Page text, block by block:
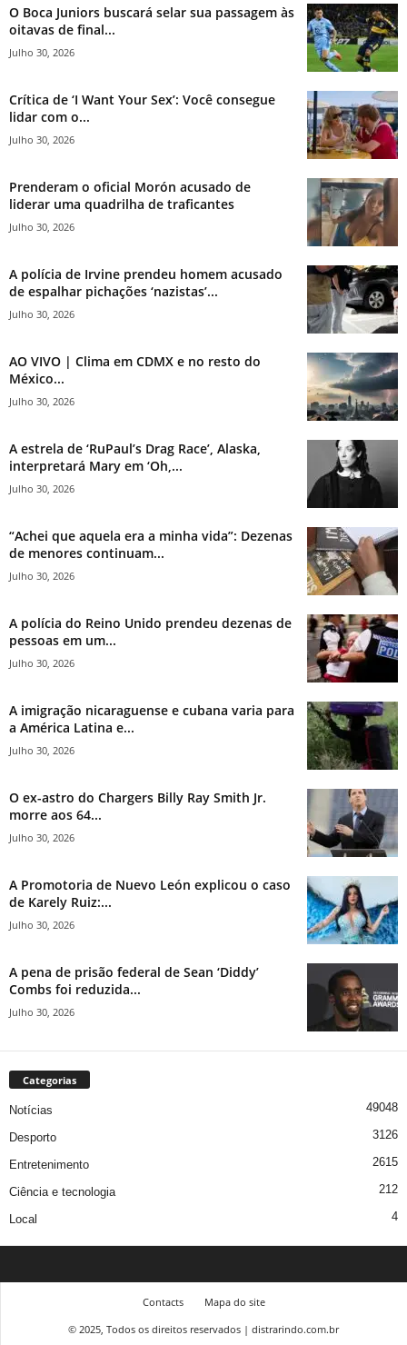
O Boca Juniors buscará selar sua passagem às
oitavas de final...
Julho 30, 2026
Crítica de ‘I Want Your Sex’: Você consegue
lidar com o...
Julho 30, 2026
Prenderam o oficial Morón acusado de
liderar uma quadrilha de traficantes
Julho 30, 2026
A polícia de Irvine prendeu homem acusado
de espalhar pichações ‘nazistas’...
Julho 30, 2026
AO VIVO | Clima em CDMX e no resto do
México...
Julho 30, 2026
A estrela de ‘RuPaul’s Drag Race’, Alaska,
interpretará Mary em ‘Oh,...
Julho 30, 2026
“Achei que aquela era a minha vida”: Dezenas
de menores continuam...
Julho 30, 2026
A polícia do Reino Unido prendeu dezenas de
pessoas em um...
Julho 30, 2026
A imigração nicaraguense e cubana varia para
a América Latina e...
Julho 30, 2026
O ex-astro do Chargers Billy Ray Smith Jr.
morre aos 64...
Julho 30, 2026
A Promotoria de Nuevo León explicou o caso
de Karely Ruiz:...
Julho 30, 2026
A pena de prisão federal de Sean ‘Diddy’
Combs foi reduzida...
Julho 30, 2026
Categorias
Notícias 49048
Desporto 3126
Entretenimento 2615
Ciência e tecnologia 212
Local 4
Contacts
Mapa do site
© 2025, Todos os direitos reservados | distrarindo.com.br